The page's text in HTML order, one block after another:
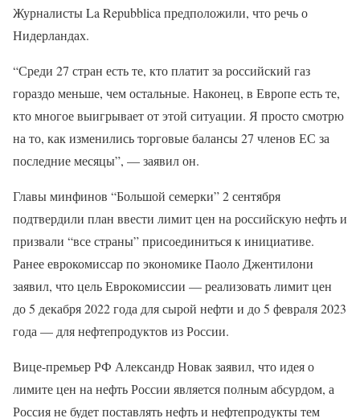
Журналисты La Repubblica предположили, что речь о
Нидерландах.
“Среди 27 стран есть те, кто платит за российский газ
гораздо меньше, чем остальные. Наконец, в Европе есть те,
кто многое выигрывает от этой ситуации. Я просто смотрю
на то, как изменились торговые балансы 27 членов ЕС за
последние месяцы”, — заявил он.
Главы минфинов “Большой семерки” 2 сентября
подтвердили план ввести лимит цен на российскую нефть и
призвали “все страны” присоединиться к инициативе.
Ранее еврокомиссар по экономике Паоло Джентилони
заявил, что цель Еврокомиссии — реализовать лимит цен
до 5 декабря 2022 года для сырой нефти и до 5 февраля 2023
года — для нефтепродуктов из России.
Вице-премьер РФ Александр Новак заявил, что идея о
лимите цен на нефть России является полным абсурдом, а
Россия не будет поставлять нефть и нефтепродукты тем